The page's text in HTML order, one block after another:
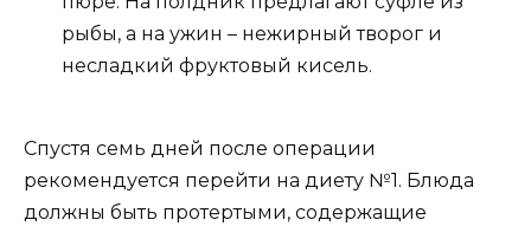
рыбы, а на ужин – нежирный творог и
несладкий фруктовый кисель.
Спустя семь дней после операции
рекомендуется перейти на диету №1. Блюда
должны быть протертыми, содержащие